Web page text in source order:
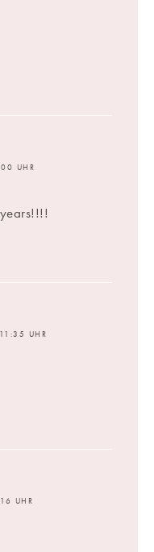
UHR
UHR
UHR